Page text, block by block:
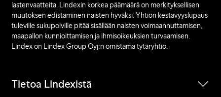
lastenvaatteita. Lindexin korkea päämäärä on merkityksellisen
muutoksen edistäminen naisten hyväksi. Yhtiön kestävyyslupaus
tuleville sukupolville pitää sisällään naisten voimaannuttamisen,
maapallon kunnioittamisen ja ihmisoikeuksien turvaamisen.
Lindex on Lindex Group Oyj:n omistama tytäryhtiö.
Tietoa Lindexistä